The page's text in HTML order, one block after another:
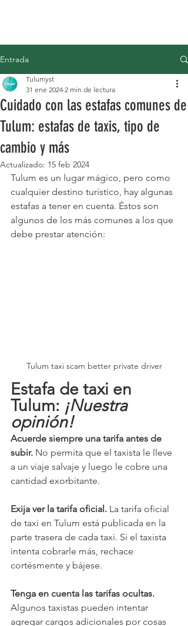
Entrada
Cuidado con las estafas comunes de
Tulum: estafas de taxis, tipo de
cambio y más
Tulumyst
31 ene 2024 2 min de lectura
Actualizado: 15 feb 2024
Tulum es un lugar mágico, pero como
cualquier destino turístico, hay algunas
estafas a tener en cuenta. Éstos son
algunos de los más comunes a los que
debe prestar atención:
Tulum taxi scam better private driver
Estafa de taxi en
Tulum: ¡Nuestra
opinión!
Acuerde siempre una tarifa antes de
subir. No permita que el taxista le lleve
a un viaje salvaje y luego le cobre una
cantidad exorbitante.
Exija ver la tarifa oficial. La tarifa oficial
de taxi en Tulum está publicada en la
parte trasera de cada taxi. Si el taxista
intenta cobrarle más, rechace
cortésmente y bájese.
Tenga en cuenta las tarifas ocultas.
Algunos taxistas pueden intentar
agregar cargos adicionales por cosas